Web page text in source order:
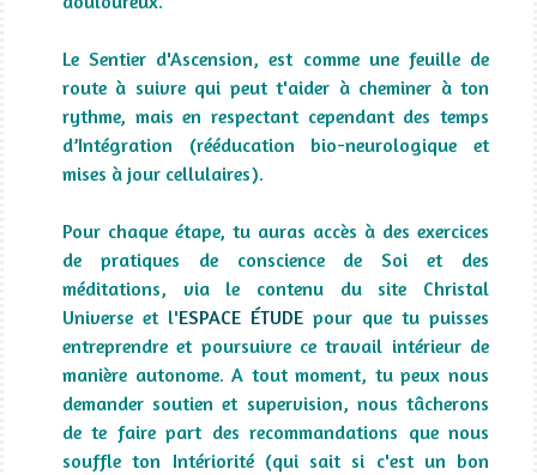
Le Sentier d'Ascension, est comme une feuille de
route à suivre qui peut t'aider à cheminer à ton
rythme, mais en respectant cependant des temps
d’Intégration (rééducation bio-neurologique et
mises à jour cellulaires).
Pour chaque étape, tu auras accès à des exercices
de pratiques de conscience de Soi et des
méditations, via le contenu du site Christal
Universe et l'ESPACE ÉTUDE pour que tu puisses
entreprendre et poursuivre ce travail intérieur de
manière autonome. A tout moment, tu peux nous
demander soutien et supervision, nous tâcherons
de te faire part des recommandations que nous
souffle ton Intériorité (qui sait si c'est un bon